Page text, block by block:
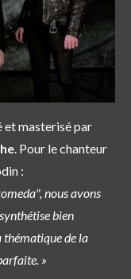
et masterisé par
. Pour le chanteur
:
nous avons
bien
thématique de la
»